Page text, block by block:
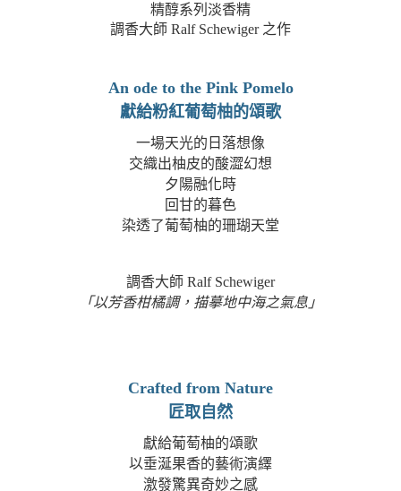
精醇系列淡香精
調香大師 Ralf Schewiger 之作
An ode to the Pink Pomelo
獻給粉紅葡萄柚的頌歌
一場天光的日落想像
交織出柚皮的酸澀幻想
夕陽融化時
回甘的暮色
染透了葡萄柚的珊瑚天堂
調香大師 Ralf Schewiger
「以芳香柑橘調，描摹地中海之氣息」
Crafted from Nature
匠取自然
獻給葡萄柚的頌歌
以垂涎果香的藝術演繹
激發驚異奇妙之感